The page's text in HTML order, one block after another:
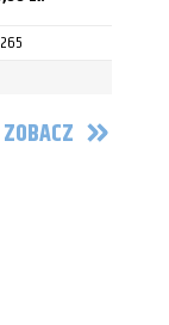
ZOBACZ